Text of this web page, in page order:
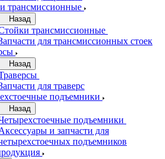
трансмиссионные
Назад
трансмиссионные
для трансмиссионных стоек
Назад
для траверс
подъемники
Назад
подъемники
и запчасти для
подъемников